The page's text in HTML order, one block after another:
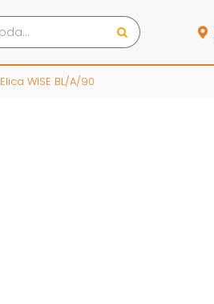
Elica WISE BL/A/90